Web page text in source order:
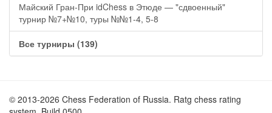
Майский Гран-При idChess в Этюде — "сдвоенный"
турнир №7+№10, туры №№1-4, 5-8
Все турниры (139)
© 2013-2026 Chess Federation of Russia. Ratg chess rating